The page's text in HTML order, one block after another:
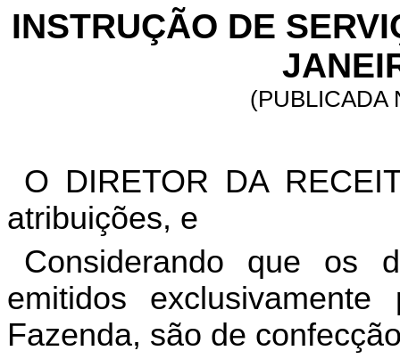
INSTRUÇÃO DE
(PUBLICADA
O DIRETOR DA
atribuições, e
Considerando que os
emitidos
Fazenda, são de